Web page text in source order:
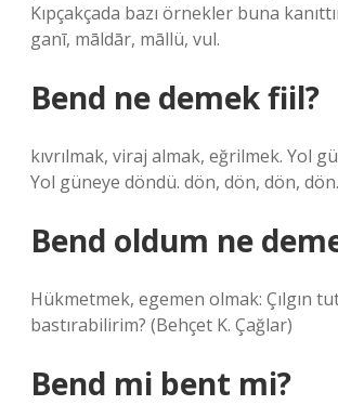
Kıpçakçada bazı örnekler buna
ganī, māldār, māllü, vul.
Bend ne demek fiil?
kıvrılmak, viraj almak, eğrilmek. Yol
Yol güneye döndü. dön, dön, dön, dön.
Bend oldum ne
Hükmetmek, egemen olmak: Çılgın
bastırabilirim? (Behçet K. Çağlar)
Bend mi bent mi?